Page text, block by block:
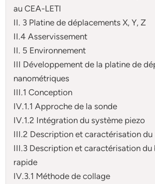
au CEA-LETI
II. 3 Platine de déplacements X, Y, Z
II.4 Asservissement
II. 5 Environnement
III Développement de la platine de
nanométriques
III.1 Conception
IV.1.1 Approche de la sonde
IV.1.2 Intégration du système piezo
III.2 Description et caractérisation du
III.3 Description et caractérisation du
rapide
IV.3.1 Méthode de collage